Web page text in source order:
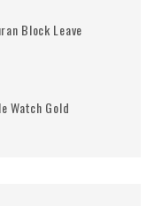
Block Leave
Watch Gold